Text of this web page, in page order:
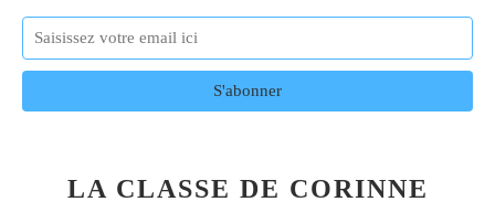
LA CLASSE DE CORINNE